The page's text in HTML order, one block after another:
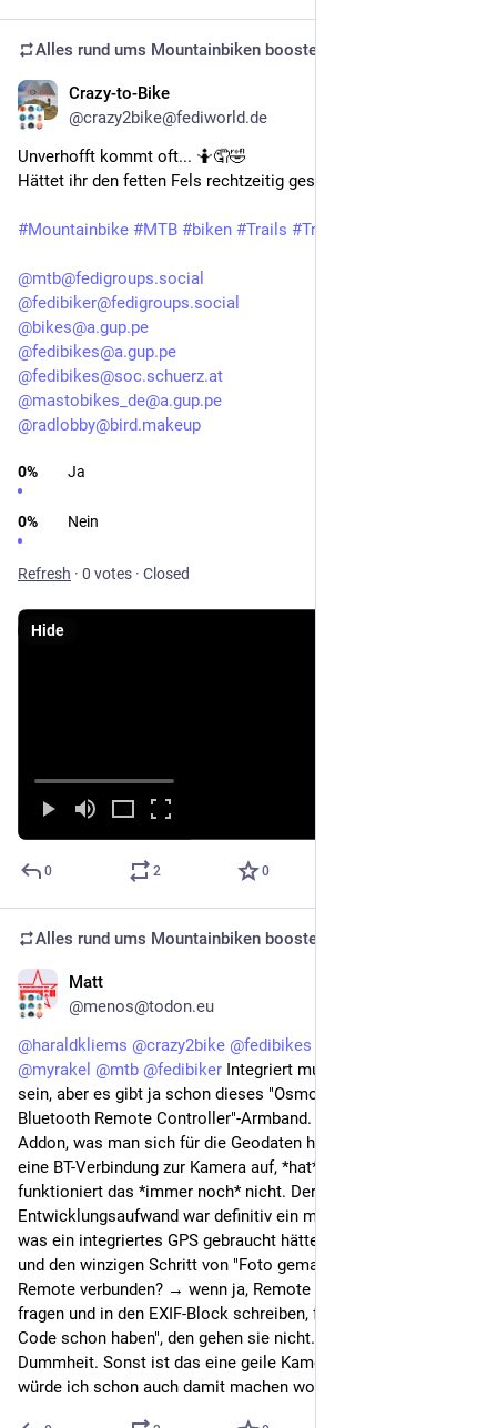
Alles rund ums Mountainbiken boosted
Crazy-to-Bike
@crazy2bike@fediworld.de
Unverhofft kommt oft... 🤷🤦🤣
Hättet ihr den fetten Fels rechtzeitig gesehen?
#Mountainbike #MTB #biken #Trails #Trailbiken
@mtb@fedigroups.social
@fedibiker@fedigroups.social
@bikes@a.gup.pe
@fedibikes@a.gup.pe
@fedibikes@soc.schuerz.at
@mastobikes_de@a.gup.pe
@radlobby@bird.makeup
0% Ja
0% Nein
Refresh · 0 votes · Closed
Hide
0 2 0
Alles rund ums Mountainbiken boosted
Matt
@menos@todon.eu
@haraldkliems @crazy2bike @fedibikes
@myrakel @mtb @fedibiker Integriert muss auch gar nicht
sein, aber es gibt ja schon dieses "Osmo Action GPS
Bluetooth Remote Controller"-Armband. Das wäre genau das
Addon, was man sich für die Geodaten halt kauft; das baut
eine BT-Verbindung zur Kamera auf, *hat* ein GPS – aber dann
funktioniert das *immer noch* nicht. Der
Entwicklungsaufwand war definitiv ein mehrfaches dessen,
was ein integriertes GPS gebraucht hätte (der Preis ebenso),
und den winzigen Schritt von "Foto gemacht → ist eine GPS-
Remote verbunden? → wenn ja, Remote nach GPS-Daten
fragen und in den EXIF-Block schreiben, für den wir eh den
Code schon haben", den gehen sie nicht. Das ist echt
Dummheit. Sonst ist das eine geile Kamera, aber OSM-Kram
würde ich schon auch damit machen wollen.